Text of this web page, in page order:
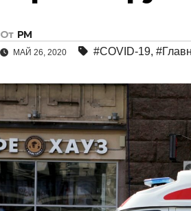
От РМ
МАЙ 26, 2020 #COVID-19,